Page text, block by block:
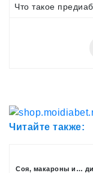
Что такое
Читайте также:
Соя, макароны и…